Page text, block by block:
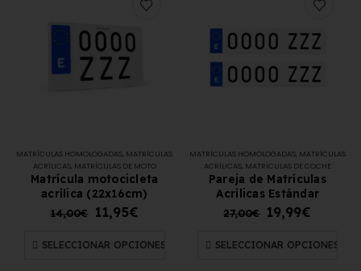
MATRÍCULAS HOMOLOGADAS, MATRÍCULAS
ACRÍLICAS, MATRÍCULAS DE MOTO
Matrícula motocicleta
acrílica (22x16cm)
14,00€ 11,95€
SELECCIONAR OPCIONES
MATRÍCULAS HOMOLOGADAS, MATRÍCULAS
ACRÍLICAS, MATRÍCULAS DE COCHE
Pareja de Matrículas
Acrílicas Estándar
27,00€ 19,99€
SELECCIONAR OPCIONES